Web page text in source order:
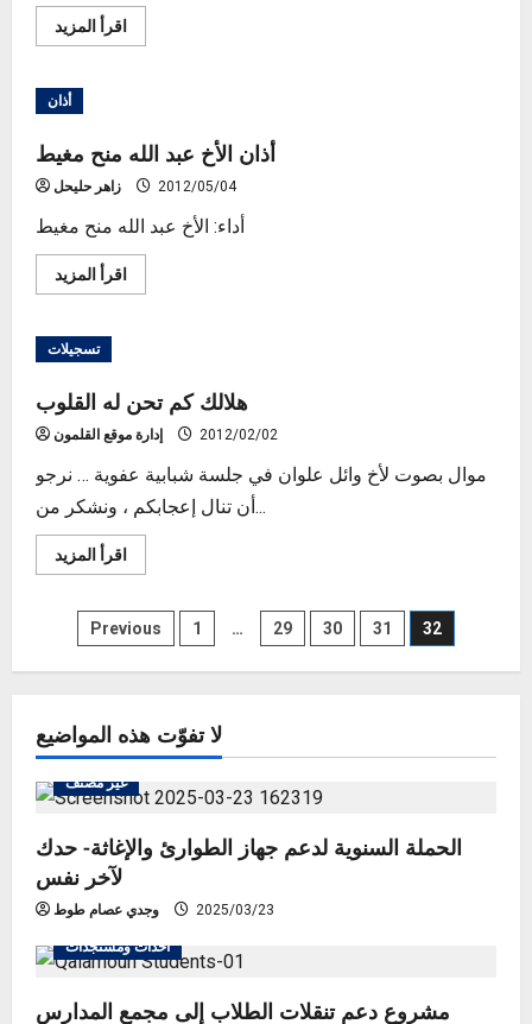
اقرأ المزيدRead
more
حليحل-
المسجد
البحري
أذان
أذان الأخ عبد الله منح مغيط
زاهر حليحل 2012/05/04
أداء: الأخ عبد الله منح مغيط
اقرأ المزيدRead
more
مغيط
تسجيلات
هلالك كم تحن له القلوب
إدارة موقع القلمون 2012/02/02
موال بصوت لأخ وائل علوان في جلسة شبابية عفوية … نرجو
أن تنال إعجابكم ، ونشكر من...
اقرأ المزيدRead
more
كم
تحن
القلوب
Posts
pagination
Previous 1 … 29 30 31 32
لا تفوّت هذه المواضيع
غير مصنف
الحملة السنوية لدعم جهاز الطوارئ والإغاثة- حدك
لآخر نفس
وجدي عصام طوط 2025/03/23
أحداث ومستجدات
مشروع دعم تنقلات الطلاب إلى مجمع المدارس